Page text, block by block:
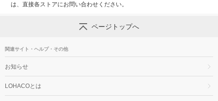
は、直接各ストアにお問い合わせください。
ページトップへ
関連サイト・ヘルプ・その他
お知らせ
LOHACOとは